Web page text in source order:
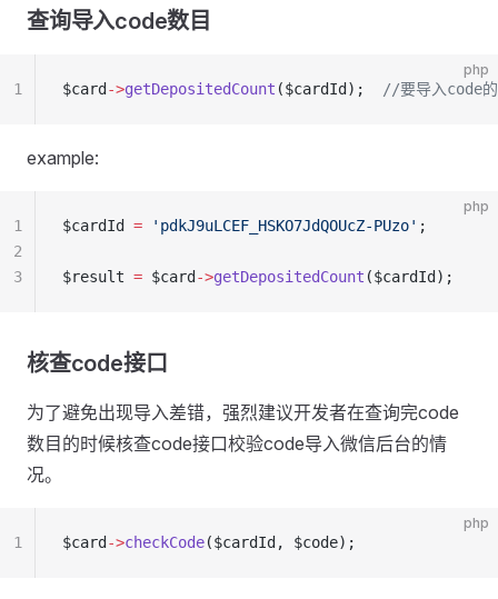
查询导入code数目
php
$card ->getDepositedCount ($cardId); //要导入code
1
example:
php
$cardId = 'pdkJ9uLCEF_HSKO7JdQOUcZ-PUzo' ;
$result = $card ->getDepositedCount ($cardId);
1
2
3
核查code接口
为了避免出现导入差错，强烈建议开发者在查询完code
数目的时候核查code接口校验code导入微信后台的情
况。
php
$card ->checkCode($cardId, $code);
1